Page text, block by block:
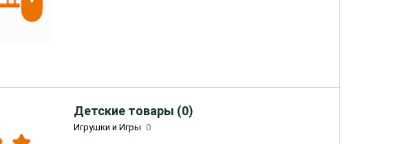
Детские товары (0)
Игрушки и Игры 0